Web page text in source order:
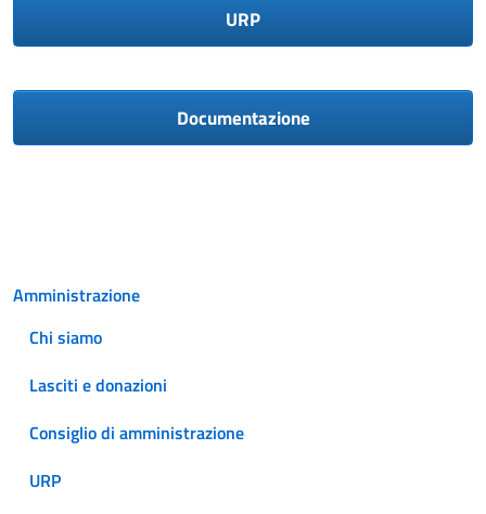
URP
Documentazione
Amministrazione
Chi siamo
Lasciti e donazioni
Consiglio di amministrazione
URP